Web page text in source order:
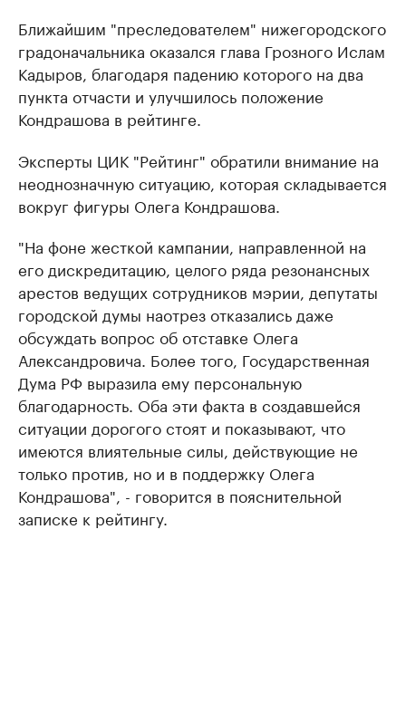
Ближайшим "преследователем" нижегородского
градоначальника оказался глава Грозного Ислам
Кадыров, благодаря падению которого на два
пункта отчасти и улучшилось положение
Кондрашова в рейтинге.
Эксперты ЦИК "Рейтинг" обратили внимание на
неоднозначную ситуацию, которая складывается
вокруг фигуры Олега Кондрашова.
"На фоне жесткой кампании, направленной на
его дискредитацию, целого ряда резонансных
арестов ведущих сотрудников мэрии, депутаты
городской думы наотрез отказались даже
обсуждать вопрос об отставке Олега
Александровича. Более того, Государственная
Дума РФ выразила ему персональную
благодарность. Оба эти факта в создавшейся
ситуации дорогого стоят и показывают, что
имеются влиятельные силы, действующие не
только против, но и в поддержку Олега
Кондрашова", - говорится в пояснительной
записке к рейтингу.